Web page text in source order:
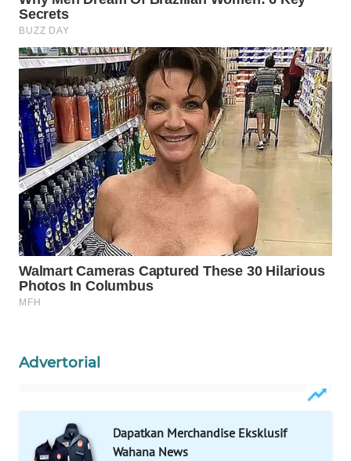
Advertorial
Dapatkan Merchandise Eksklusif
Wahana News
WN
INDRAMAYU
WN
KUNINGAN
WN
MAJALENGKA
WN
SUBANG
WN
SUKABUMI
WN
WN
SEMARANG